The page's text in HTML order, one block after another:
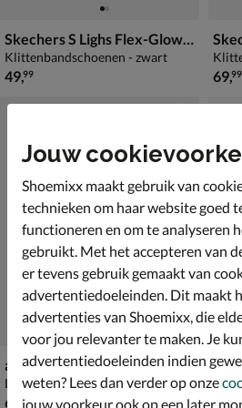
Skechers S Lighs Flex-Glow Ultra
Klittenbandschoenen - zwart
€ 49,99
49,99 €
69,99
adidas Minecraft Pro
Lage sneakers - zwart
€ 69,99
69 ,99
Fila
€
79,99
Jouw
Shoemixx maakt gebruik van
technieken om haar website goed
functioneren en om te analyseren
gebruikt. Met het accepteren van
er tevens gebruik gemaakt van
advertentiedoeleinden. Dit maakt
advertenties van Shoemixx, die
voor jou relevanter te maken. Je
advertentiedoeleinden indien
weten? Lees dan verder op onze
jouw voorkeur ook op een later